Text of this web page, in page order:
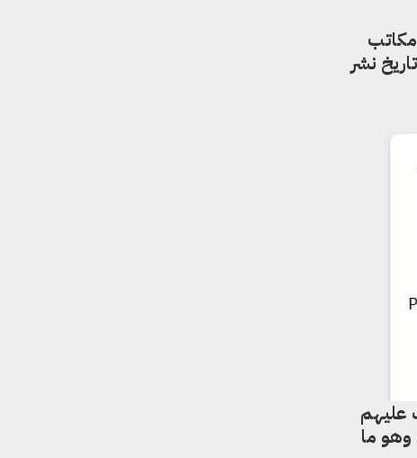
الماضي، وحتى تاريخ نشر
عليهم
وهو ما